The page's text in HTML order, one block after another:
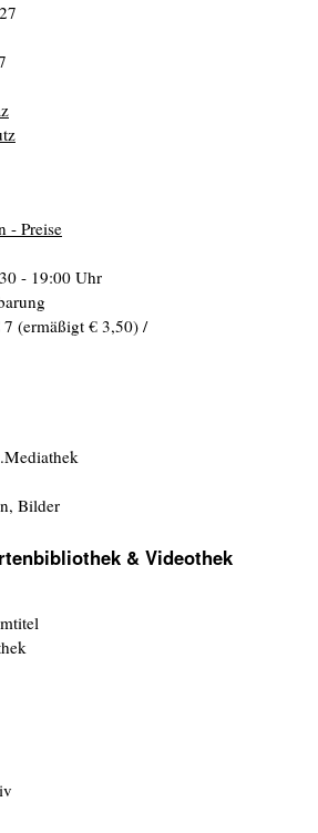
- Preise
- 19:00 Uhr
(ermäßigt € 3,50) /
Bilder
& Videothek